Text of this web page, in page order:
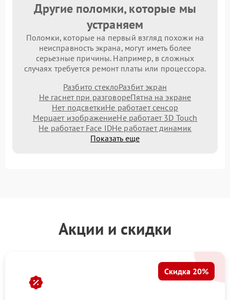
Другие поломки, которые мы
устраняем
Поломки, которые на первый взгляд похожи на
неисправность экрана, могут иметь более
серьезные причины. Например, в сложных
случаях требуется ремонт платы или процессора.
Разбито стеклоРазбит экран
Не гаснет при разговореПятна на экране
Нет подсветкиНе работает сенсор
Мерцает изображениеНе работает 3D Touch
Не работает Face IDНе работает динамик
Показать еще
Акции и скидки
Скидка 20%